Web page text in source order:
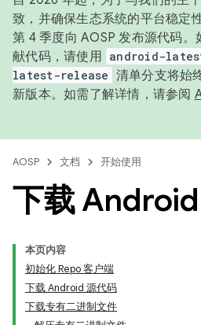
致，并确保生态系统的平台稳定
第 4 季度向 AOSP 发布源代码
献代码，请使用 android-
latest-release 清单分支将始
新版本。如需了解详情，请参阅
AOSP 文档 开始使用
下载
本页内容
初始化 Repo 客户端
下载 Android 源代码
下载专有二进制文件